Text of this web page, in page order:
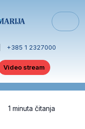
+385 1 2327000
Video stream
1 minuta čitanja